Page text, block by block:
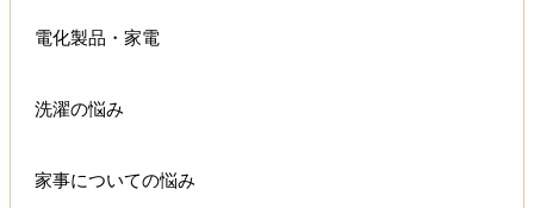
電化製品・家電
洗濯の悩み
家事についての悩み